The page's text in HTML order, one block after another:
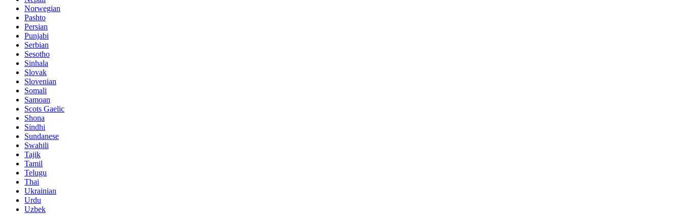
Norwegian
Pashto
Persian
Punjabi
Serbian
Sesotho
Sinhala
Slovak
Slovenian
Somali
Samoan
Scots Gaelic
Shona
Sindhi
Sundanese
Swahili
Tajik
Tamil
Telugu
Thai
Ukrainian
Urdu
Uzbek